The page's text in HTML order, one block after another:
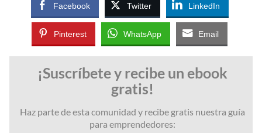
Facebook Twitter LinkedIn
Pinterest WhatsApp Email